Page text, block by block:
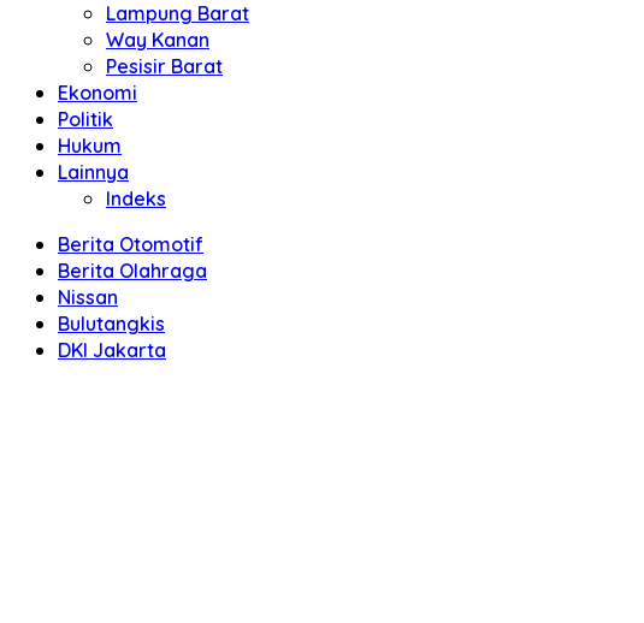
Lampung Barat
Way Kanan
Pesisir Barat
Ekonomi
Politik
Hukum
Lainnya
Indeks
Berita Otomotif
Berita Olahraga
Nissan
Bulutangkis
DKI Jakarta